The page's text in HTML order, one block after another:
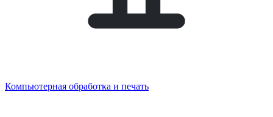
Компьютерная обработка и печать